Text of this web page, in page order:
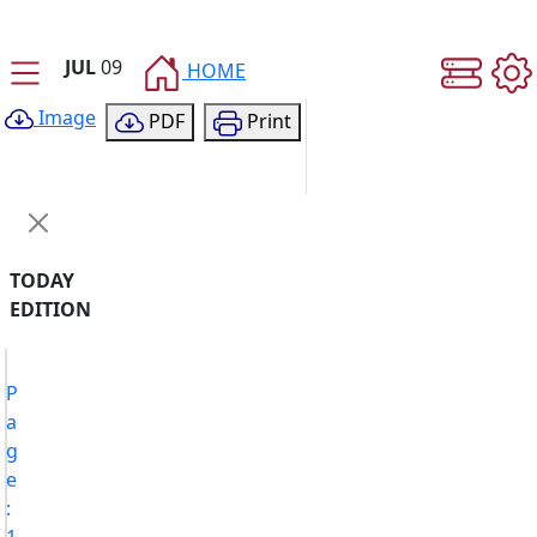
JUL09
HOME
Image
PDF Print
TODAY
EDITION
P
a
g
e
: